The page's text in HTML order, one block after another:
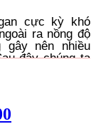
cực kỳ khó
ra nồng độ
gây nên nhiều
đây chúng ta
nước nhiễm